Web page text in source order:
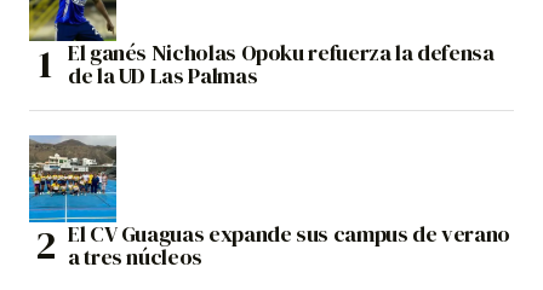
El ganés Nicholas Opoku refuerza la defensa
de la UD Las Palmas
El CV Guaguas expande sus campus de verano
a tres núcleos